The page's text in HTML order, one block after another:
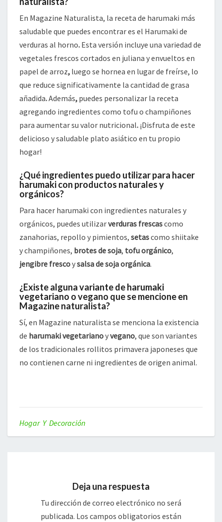
En Magazine Naturalista, la receta de harumaki más
saludable que puedes encontrar es el Harumaki de
verduras al horno. Esta versión incluye una variedad de
vegetales frescos cortados en juliana y envueltos en
papel de arroz, luego se hornea en lugar de freírse, lo
que reduce significativamente la cantidad de grasa
añadida.Además, puedes personalizar la receta
agregando ingredientes como tofu o champiñones
para aumentar su valor nutricional. ¡Disfruta de este
delicioso y saludable plato asiático en tu propio
hogar!
¿Qué ingredientes puedo utilizar para hacer
harumaki con productos naturales y
orgánicos?
Para hacer harumaki con ingredientes naturales y
orgánicos, puedes utilizarverduras frescascomo
zanahorias, repollo y pimientos, setascomo shiitake
y champiñones, brotes de soja, tofu orgánico,
jengibre frescoysalsa de soja orgánica.
¿Existe alguna variante de harumaki
vegetariano o vegano que se mencione en
Magazine naturalista?
Sí, en Magazine naturalista se menciona la existencia
de harumaki vegetarianoyvegano, que son variantes
de los tradicionales rollitos primavera japoneses que
no contienen carne ni ingredientes de origen animal.
Hogar Y Decoración
Deja una respuesta
Tu dirección de correo electrónico no será
publicada. Los campos obligatorios están